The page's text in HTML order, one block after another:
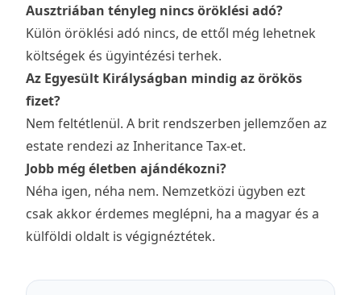
Ausztriában tényleg nincs öröklési adó?
Külön öröklési adó nincs, de ettől még lehetnek
költségek és ügyintézési terhek.
Az Egyesült Királyságban mindig az örökös
fizet?
Nem feltétlenül. A brit rendszerben jellemzően az
estate rendezi az Inheritance Tax-et.
Jobb még életben ajándékozni?
Néha igen, néha nem. Nemzetközi ügyben ezt
csak akkor érdemes meglépni, ha a magyar és a
külföldi oldalt is végignéztétek.